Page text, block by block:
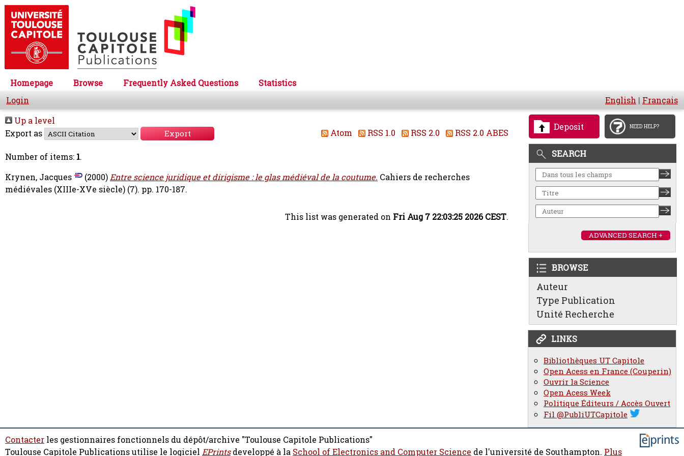
Homepage Browse Frequently Asked Questions
Statistics
Login
English | Français
Deposit NEED HELP?
SEARCH
ADVANCED SEARCH +
BROWSE
Auteur
Type Publication
Unité Recherche
LINKS
Bibliothèques UT Capitole
Open Acess en France (Couperin)
Ouvrir la Science
Open Acess Week
Politique Éditeurs / Accès Ouvert
Fil @PubliUTCapitole
Up a level
Export as
Atom RSS 1.0 RSS 2.0 RSS 2.0 ABES
Number of items: 1.
Krynen, Jacques
(2000)Entre science juridique et dirigisme : le glas médiéval de la coutume. Cahiers de recherches
médiévales (XIIIe-XVe siècle) (7). pp. 170-187.
This list was generated on Fri Aug 7 22:03:25 2026 CEST.
Contacter les gestionnaires fonctionnels du dépôt/archive "Toulouse Capitole Publications"
Toulouse Capitole Publications utilise le logiciel EPrintsdeveloppé à la School of Electronics and Computer Science de l'université de Southampton. Plus